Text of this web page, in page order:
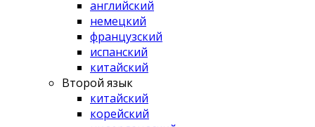
английский
немецкий
французский
испанский
китайский
Второй язык
китайский
корейский